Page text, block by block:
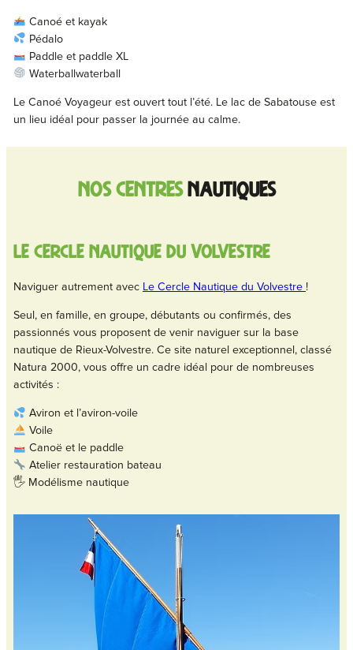
Canoé et kayak
Pédalo
Paddle et paddle XL
Waterballwaterball
Le Canoé Voyageur est ouvert tout l’été. Le lac de Sabatouse est
un lieu idéal pour passer la journée au calme.
nos centresnautiques
le cercle nautique du volvestre
Naviguer autrement avec Le Cercle Nautique du Volvestre !
Seul, en famille, en groupe, débutants ou confirmés, des
passionnés vous proposent de venir naviguer sur la base
nautique de Rieux-Volvestre. Ce site naturel exceptionnel, classé
Natura 2000, vous offre un cadre idéal pour de nombreuses
activités :
Aviron et l’aviron-voile
Voile
Canoë et le paddle
Atelier restauration bateau
🖐️ Modélisme nautique